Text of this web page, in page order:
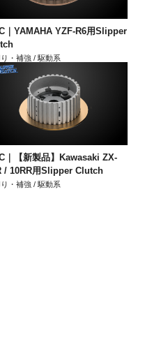
｜YAMAHA YZF-R6用Slipper
・補強 / 駆動系
｜【新製品】Kawasaki ZX-
/ 10RR用Slipper Clutch
・補強 / 駆動系